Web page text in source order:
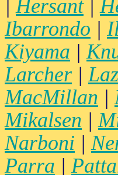
| Hersant|
Ibarrondo |
Kiyama |
Larcher |
MacMillan |
Mikalsen |
Narboni |
Parra |